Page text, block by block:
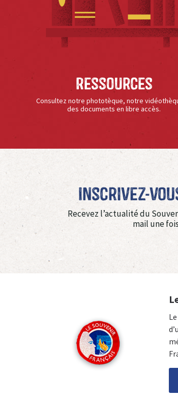
Ressources
Consultez notre phototèque, notre
des documents en libre accès.
Inscrivez-
Recevez l’actualité du
mail une